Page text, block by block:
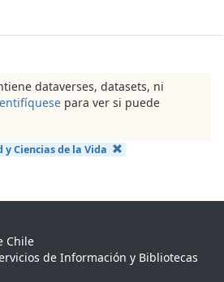
dataverses, datasets, ni
para ver si puede
y Ciencias de la Vida
Chile
de Información y Bibliotecas